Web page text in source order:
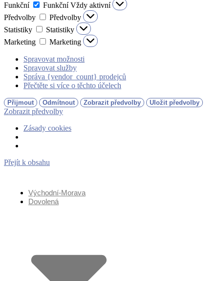
Funkční
Funkční Vždy aktivní
Předvolby
Předvolby
Statistiky
Statistiky
Marketing
Marketing
Spravovat možnosti
Spravovat služby
Správa {vendor_count} prodejců
Přečtěte si více o těchto účelech
Přijmout Odmítnout Zobrazit předvolby Uložit předvolby
Zobrazit předvolby
Zásady cookies
Přejít k obsahu
Východní-Morava
Dovolená